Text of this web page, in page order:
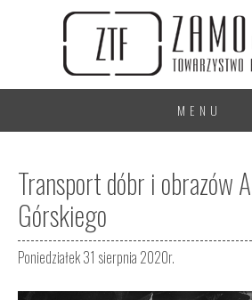
MENU
Transport dóbr i obrazów
Górskiego
Poniedziałek 31 sierpnia 2020r.